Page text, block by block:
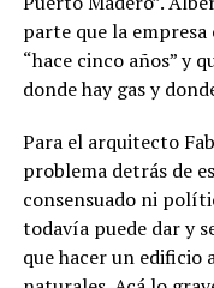
parte que la
“hace cinco años” y
donde hay gas y
Para el arquitecto
problema detrás de
consensuado ni
todavía puede dar y
que hacer un edificio